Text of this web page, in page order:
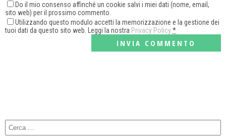
Do il mio consenso affinché un cookie salvi i miei dati (nome, email,
sito web) per il prossimo commento.
Utilizzando questo modulo accetti la memorizzazione e la gestione dei
tuoi dati da questo sito web. Leggi la nostra Privacy Policy*